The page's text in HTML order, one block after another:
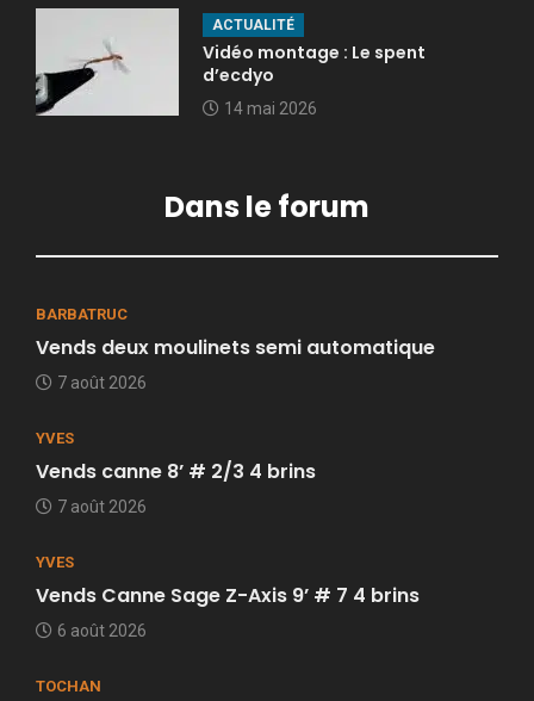
ACTUALITÉ
Vidéo montage : Le spent
d’ecdyo
14 mai 2026
Dans le forum
BARBATRUC
Vends deux moulinets semi automatique
7 août 2026
YVES
Vends canne 8’ # 2/3 4 brins
7 août 2026
YVES
Vends Canne Sage Z-Axis 9’ # 7 4 brins
6 août 2026
TOCHAN